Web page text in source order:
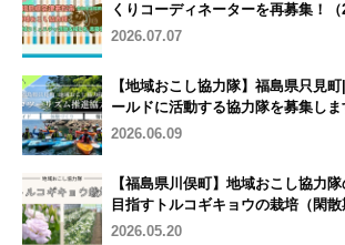
くりコーディネーターを再募集！（
2026.07.07
【地域おこし協力隊】福島県只見
ールドに活動する協力隊を募集しま
2026.06.09
【福島県川俣町】地域おこし協力
目指すトルコギキョウの栽培（閑散
2026.05.20